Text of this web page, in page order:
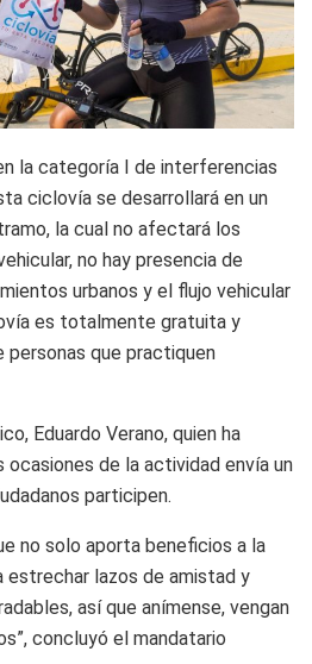
la categoría I de interferencias
ciclovía se desarrollará en un
la cual no afectará los
no hay presencia de
urbanos y el flujo vehicular
es totalmente gratuita y
que practiquen
Eduardo Verano, quien ha
de la actividad envía un
participen.
no solo aporta beneficios a la
estrechar lazos de amistad y
así que anímense, vengan
concluyó el mandatario